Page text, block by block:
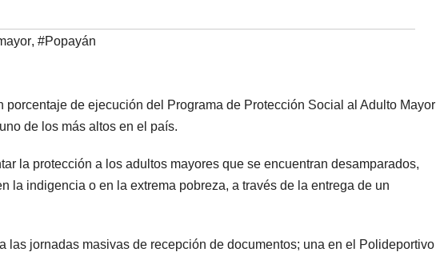
, #Popayán
porcentaje de ejecución del Programa de Protección Social al Adulto Mayor
de los más altos en el país.
la protección a los adultos mayores que se encuentran desamparados,
la indigencia o en la extrema pobreza, a través de la entrega de un
las jornadas masivas de recepción de documentos; una en el Polideportivo